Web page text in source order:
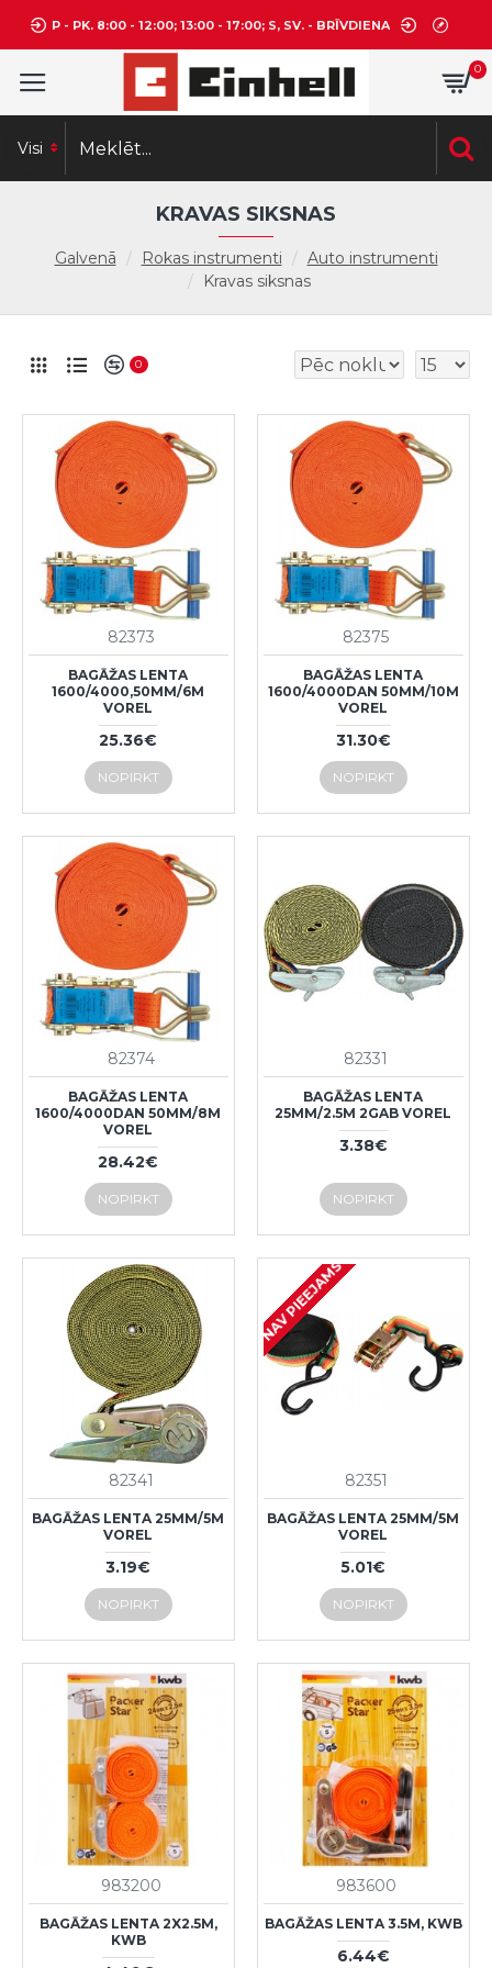
P - PK. 8:00 - 12:00; 13:00 - 17:00; S, SV. - BRĪVDIENA
0
Visi
Galvenā Rokas instrumenti
Auto instrumenti
Kravas siksnas
KRAVAS SIKSNAS
0
82373
BAGĀŽAS LENTA
1600/4000,50MM/6M
VOREL
25.36€
NOPIRKT
82375
BAGĀŽAS LENTA
1600/4000DAN 50MM/10M
VOREL
31.30€
NOPIRKT
82374
BAGĀŽAS LENTA
1600/4000DAN 50MM/8M
VOREL
28.42€
NOPIRKT
82331
BAGĀŽAS LENTA
25MM/2.5M 2GAB VOREL
3.38€
NOPIRKT
82341
BAGĀŽAS LENTA 25MM/5M
VOREL
3.19€
NOPIRKT
NAV PIEEJAMS
82351
BAGĀŽAS LENTA 25MM/5M
VOREL
5.01€
NOPIRKT
983200
BAGĀŽAS LENTA 2X2.5M,
KWB
983600
BAGĀŽAS LENTA 3.5M, KWB
6.44€